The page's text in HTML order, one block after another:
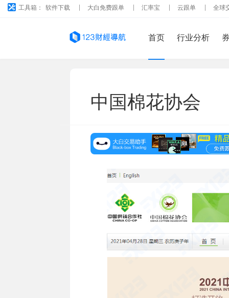
工具箱： 软件下载 大白免费跟单 汇率宝 云跟单 全球
首页 行业分析
中国棉花协会